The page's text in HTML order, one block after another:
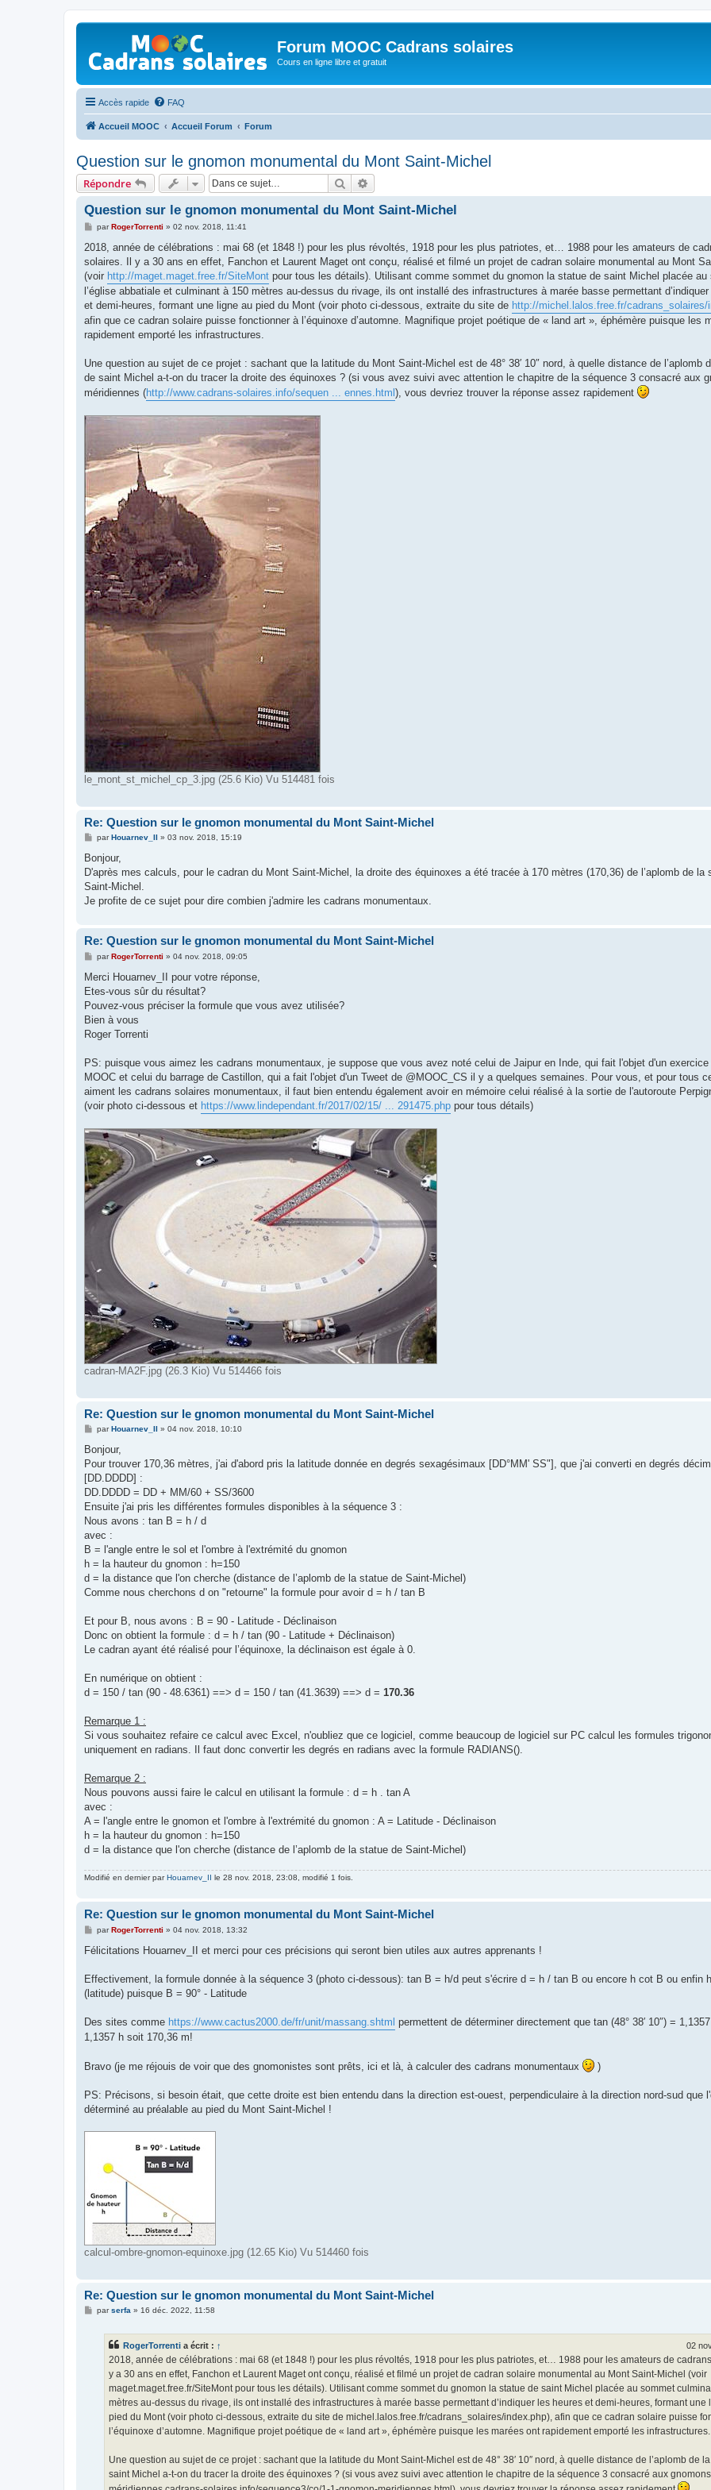
Forum MOOC Cadrans solaires
Cours en ligne libre et gratuit
Accès rapide FAQ
Accueil MOOC Accueil Forum Forum
Question sur le gnomon monumental du Mont Saint-Michel
Répondre Rechercher
Question sur le gnomon monumental du Mont Saint-Michel
M
s
a
g
parRogerTorrenti » 02 nov. 2018, 11:41
2018, année de célébrations : mai 68 (et 1848 !) pour les plus révoltés, 1918 pour les plus patriotes, et… 1988 pour les amateurs de
solaires. Il y a 30 ans en effet, Fanchon et Laurent Maget ont conçu, réalisé et filmé un projet de cadran solaire monumental au Mont
(voir http://maget.maget.free.fr/SiteMont pour tous les détails). Utilisant comme sommet du gnomon la statue de saint Michel placée au
l’église abbatiale et culminant à 150 mètres au-dessus du rivage, ils ont installé des infrastructures à marée basse permettant
et demi-heures, formant une ligne au pied du Mont (voir photo ci-dessous, extraite du site de http://michel.lalos.free.fr/cadrans_solaires/
afin que ce cadran solaire puisse fonctionner à l’équinoxe d’automne. Magnifique projet poétique de « land art », éphémère puisque les
rapidement emporté les infrastructures.
Une question au sujet de ce projet : sachant que la latitude du Mont Saint-Michel est de 48° 38′ 10″ nord, à quelle distance de l’aplomb
de saint Michel a-t-on du tracer la droite des équinoxes ? (si vous avez suivi avec attention le chapitre de la séquence 3 consacré aux
méridiennes (http://www.cadrans-solaires.info/sequen ... ennes.html), vous devriez trouver la réponse assez rapidement
le_mont_st_michel_cp_3.jpg (25.6 Kio) Vu 514481 fois
Re: Question sur le gnomon monumental du Mont Saint-Michel
M
s
a
g
parHouarnev_II» 03 nov. 2018, 15:19
Bonjour,
D'après mes calculs, pour le cadran du Mont Saint-Michel, la droite des équinoxes a été tracée à 170 mètres (170,36) de l’aplomb de la
Saint-Michel.
Je profite de ce sujet pour dire combien j'admire les cadrans monumentaux.
Re: Question sur le gnomon monumental du Mont Saint-Michel
M
s
a
g
parRogerTorrenti » 04 nov. 2018, 09:05
Merci Houarnev_II pour votre réponse,
Etes-vous sûr du résultat?
Pouvez-vous préciser la formule que vous avez utilisée?
Bien à vous
Roger Torrenti
PS: puisque vous aimez les cadrans monumentaux, je suppose que vous avez noté celui de Jaipur en Inde, qui fait l'objet d'un
MOOC et celui du barrage de Castillon, qui a fait l'objet d'un Tweet de @MOOC_CS il y a quelques semaines. Pour vous, et pour tous
aiment les cadrans solaires monumentaux, il faut bien entendu également avoir en mémoire celui réalisé à la sortie de l'autoroute
(voir photo ci-dessous et https://www.lindependant.fr/2017/02/15/ ... 291475.php pour tous détails)
cadran-MA2F.jpg (26.3 Kio) Vu 514466 fois
Re: Question sur le gnomon monumental du Mont Saint-Michel
M
s
a
g
parHouarnev_II» 04 nov. 2018, 10:10
Bonjour,
Pour trouver 170,36 mètres, j'ai d'abord pris la latitude donnée en degrés sexagésimaux [DD°MM' SS"], que j'ai converti en degrés
[DD.DDDD] :
DD.DDDD = DD + MM/60 + SS/3600
Ensuite j'ai pris les différentes formules disponibles à la séquence 3 :
Nous avons : tan B = h / d
avec :
B = l'angle entre le sol et l'ombre à l'extrémité du gnomon
h = la hauteur du gnomon : h=150
d = la distance que l'on cherche (distance de l’aplomb de la statue de Saint-Michel)
Comme nous cherchons d on "retourne" la formule pour avoir d = h / tan B
Et pour B, nous avons : B = 90 - Latitude - Déclinaison
Donc on obtient la formule : d = h / tan (90 - Latitude + Déclinaison)
Le cadran ayant été réalisé pour l’équinoxe, la déclinaison est égale à 0.
En numérique on obtient :
d = 150 / tan (90 - 48.6361) ==> d = 150 / tan (41.3639) ==> d = 170.36
Remarque 1 :
Si vous souhaitez refaire ce calcul avec Excel, n'oubliez que ce logiciel, comme beaucoup de logiciel sur PC calcul les formules
uniquement en radians. Il faut donc convertir les degrés en radians avec la formule RADIANS().
Remarque 2 :
Nous pouvons aussi faire le calcul en utilisant la formule : d = h . tan A
avec :
A = l'angle entre le gnomon et l'ombre à l'extrémité du gnomon : A = Latitude - Déclinaison
h = la hauteur du gnomon : h=150
d = la distance que l'on cherche (distance de l’aplomb de la statue de Saint-Michel)
Modifié en dernier parHouarnev_II le 28 nov. 2018, 23:08, modifié 1 fois.
Re: Question sur le gnomon monumental du Mont Saint-Michel
M
s
g
parRogerTorrenti » 04 nov. 2018, 13:32
Félicitations Houarnev_II et merci pour ces précisions qui seront bien utiles aux autres apprenants !
Effectivement, la formule donnée à la séquence 3 (photo ci-dessous): tan B = h/d peut s'écrire d = h / tan B ou encore h cot B ou enfin
(latitude) puisque B = 90° - Latitude
Des sites comme https://www.cactus2000.de/fr/unit/massang.shtml permettent de déterminer directement que tan (48° 38′ 10″) =
1,1357 h soit 170,36 m!
Bravo (je me réjouis de voir que des gnomonistes sont prêts, ici et là, à calculer des cadrans monumentaux )
PS: Précisons, si besoin était, que cette droite est bien entendu dans la direction est-ouest, perpendiculaire à la direction nord-sud que
déterminé au préalable au pied du Mont Saint-Michel !
calcul-ombre-gnomon-equinoxe.jpg (12.65 Kio) Vu 514460 fois
Re: Question sur le gnomon monumental du Mont Saint-Michel
Mparserfa » 16 déc. 2022, 11:58
RogerTorrenti a écrit : ↑ 02
2018, année de célébrations : mai 68 (et 1848 !) pour les plus révoltés, 1918 pour les plus patriotes, et… 1988 pour les amateurs de cadrans
y a 30 ans en effet, Fanchon et Laurent Maget ont conçu, réalisé et filmé un projet de cadran solaire monumental au Mont Saint-Michel (voir
maget.maget.free.fr/SiteMont pour tous les détails). Utilisant comme sommet du gnomon la statue de saint Michel placée au sommet
mètres au-dessus du rivage, ils ont installé des infrastructures à marée basse permettant d’indiquer les heures et demi-heures, formant une
pied du Mont (voir photo ci-dessous, extraite du site de michel.lalos.free.fr/cadrans_solaires/index.php), afin que ce cadran solaire puisse
l’équinoxe d’automne. Magnifique projet poétique de « land art », éphémère puisque les marées ont rapidement emporté les infrastructures.
Une question au sujet de ce projet : sachant que la latitude du Mont Saint-Michel est de 48° 38′ 10″ nord, à quelle distance de l’aplomb de
saint Michel a-t-on du tracer la droite des équinoxes ? (si vous avez suivi avec attention le chapitre de la séquence 3 consacré aux